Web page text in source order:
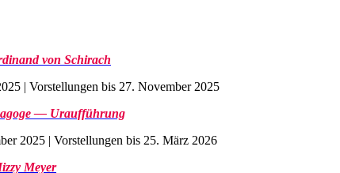
von Schirach
| Vorstellungen bis 27. November 2025
— Uraufführung
2025 | Vorstellungen bis 25. März 2026
Meyer